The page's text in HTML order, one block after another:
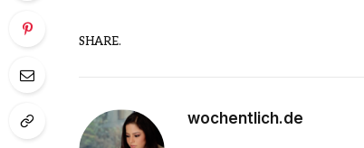
SHARE.
wochentlich.de